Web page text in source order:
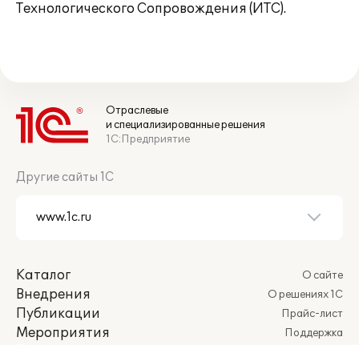
Технологического Сопровождения (ИТС).
Отраслевые
и специализированные решения
1С:Предприятие
Другие сайты 1С
Каталог
Внедрения
Публикации
Мероприятия
О сайте
О решениях 1С
Прайс-лист
Поддержка